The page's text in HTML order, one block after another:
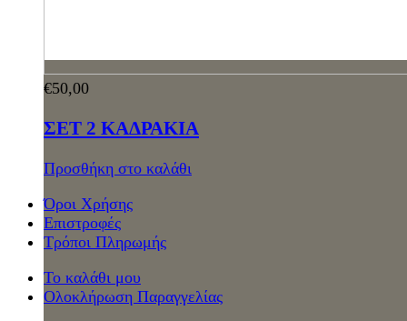
€50,00
ΣΕΤ 2 ΚΑΔΡΑΚΙΑ
Προσθήκη στο καλάθι
Όροι Χρήσης
Επιστροφές
Τρόποι Πληρωμής
Το καλάθι μου
Ολοκλήρωση Παραγγελίας